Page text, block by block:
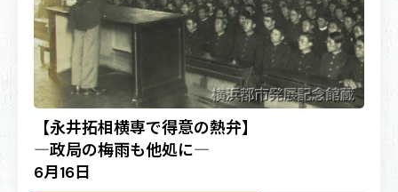
【永井拓相横専で得意の熱弁】
―政局の梅雨も他処に―
6月16日